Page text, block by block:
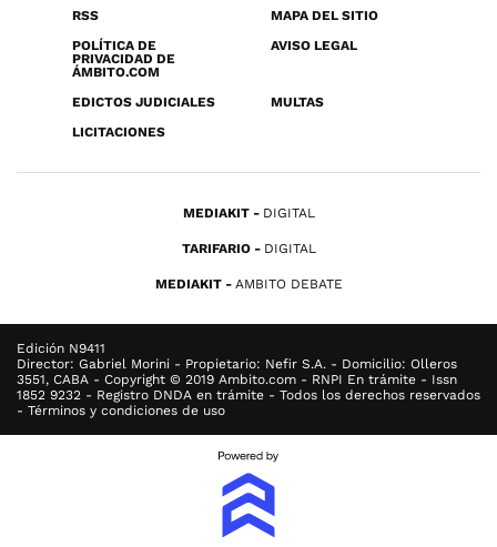
RSS
MAPA DEL SITIO
POLÍTICA DE
PRIVACIDAD DE
ÁMBITO.COM
AVISO LEGAL
EDICTOS JUDICIALES
MULTAS
LICITACIONES
MEDIAKIT DIGITAL
TARIFARIO DIGITAL
MEDIAKIT AMBITO DEBATE
Edición N9411
Director: Gabriel Morini - Propietario: Nefir S.A. - Domicilio: Olleros
3551, CABA - Copyright © 2019 Ambito.com - RNPI En trámite - Issn
1852 9232 - Registro DNDA en trámite - Todos los derechos reservados
- Términos y condiciones de uso